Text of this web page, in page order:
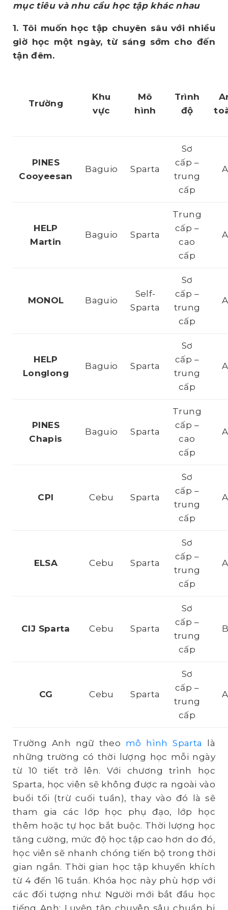
mục tiêu và nhu cầu học tập khác nhau
1. Tôi muốn học tập chuyên sâu với nhiều
giờ học một ngày, từ sáng sớm cho đến
tận đêm.
Trường
Khu
vực
Mô
hình
Trình
độ
PINES
Cooyeesan
Baguio Sparta
Sơ
cấp –
trung
cấp
A
HELP
Martin
Baguio Sparta
Trung
cấp –
cao
cấp
A
MONOL Baguio
Self-
Sparta
Sơ
cấp –
trung
cấp
A
HELP
Longlong
Baguio Sparta
Sơ
cấp –
trung
cấp
A
PINES
Chapis
Baguio Sparta
Trung
cấp –
cao
cấp
A
CPI Cebu Sparta
Sơ
cấp –
trung
cấp
A
ELSA Cebu Sparta
Sơ
cấp –
trung
cấp
A
CIJ Sparta Cebu Sparta
Sơ
cấp –
trung
cấp
CG Cebu Sparta
Sơ
cấp –
trung
cấp
A
Trường Anh ngữ theo mô hình Sparta
là
những trường có thời lượng học mỗi ngày
từ 10 tiết trở lên. Với chương trình học
Sparta, học viên sẽ không được ra ngoài vào
buổi tối (trừ cuối tuần), thay vào đó là sẽ
tham gia các lớp học phụ đạo, lớp học
thêm hoặc tự học bắt buộc. Thời lượng học
tăng cường, mức độ học tập cao hơn do đó,
học viên sẽ nhanh chóng tiến bộ trong thời
gian ngắn. Thời gian học tập khuyến khích
từ 4 đến 16 tuần. Khóa học này phù hợp với
các đối tượng như: Người mới bắt đầu học